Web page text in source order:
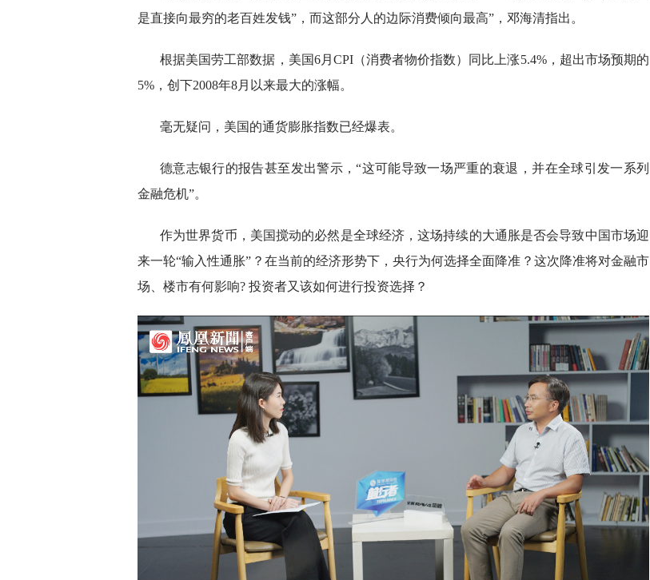
是直接向最穷的老百姓发钱”，而这部分人的边际消费倾向最高”，邓海清指出。
根据美国劳工部数据，美国6月CPI（消费者物价指数）同比上涨5.4%，超出市场预期的
5%，创下2008年8月以来最大的涨幅。
毫无疑问，美国的通货膨胀指数已经爆表。
德意志银行的报告甚至发出警示，“这可能导致一场严重的衰退，并在全球引发一系列
金融危机”。
作为世界货币，美国搅动的必然是全球经济，这场持续的大通胀是否会导致中国市场迎
来一轮“输入性通胀”？在当前的经济形势下，央行为何选择全面降准？这次降准将对金融市
场、楼市有何影响? 投资者又该如何进行投资选择？